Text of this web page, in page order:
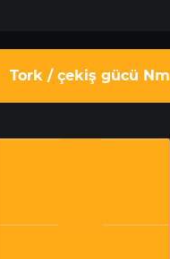
Tork / çekiş gücü Nm